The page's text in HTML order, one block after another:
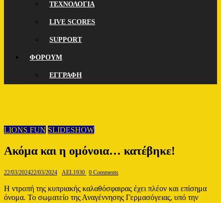
ΤΕΧΝΟΛΟΓΙΑ
LIVE SCORES
SUPPORT
ΦΟΡΟΥΜ
ΕΓΓΡΑΦΗ
LIONS FUN SLIDESHOW
Ακόμα και η ομόνοια… κατέβηκε!
22/03/202422/03/2024 AEL1930 0 Comments
Η ντροπή της κυπριακής καλαθόσφαιρας έχει πλέον και επίσημα
όνομα. Το σωματείο της Αναγέννησης Γερμασόγειας, υπό την